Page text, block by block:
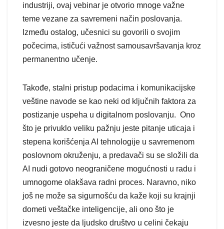
industriji, ovaj vebinar je otvorio mnoge važne
teme vezane za savremeni način poslovanja.
Između ostalog, učesnici su govorili o svojim
počecima, ističući važnost samousavršavanja kroz
permanentno učenje.
Takođe, stalni pristup podacima i komunikacijske
veštine navode se kao neki od ključnih faktora za
postizanje uspeha u digitalnom poslovanju. Ono
što je privuklo veliku pažnju jeste pitanje uticaja i
stepena korišćenja AI tehnologije u savremenom
poslovnom okruženju, a predavači su se složili da
AI nudi gotovo neograničene mogućnosti u radu i
umnogome olakšava radni proces. Naravno, niko
još ne može sa sigurnošću da kaže koji su krajnji
dometi veštačke inteligencije, ali ono što je
izvesno jeste da ljudsko društvo u celini čekaju